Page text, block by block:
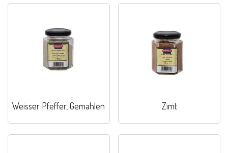
Weisser Pfeffer, Gemahlen Zimt